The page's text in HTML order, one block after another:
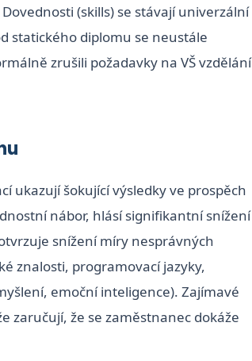
Dovednosti (skills) se stávají univerzální
statického diplomu se neustále
zrušili požadavky na VŠ vzdělání
ukazují šokující výsledky ve prospěch
nábor, hlásí signifikantní snížení
snížení míry nesprávných
znalosti, programovací jazyky,
emoční inteligence). Zajímavé
zaručují, že se zaměstnanec dokáže